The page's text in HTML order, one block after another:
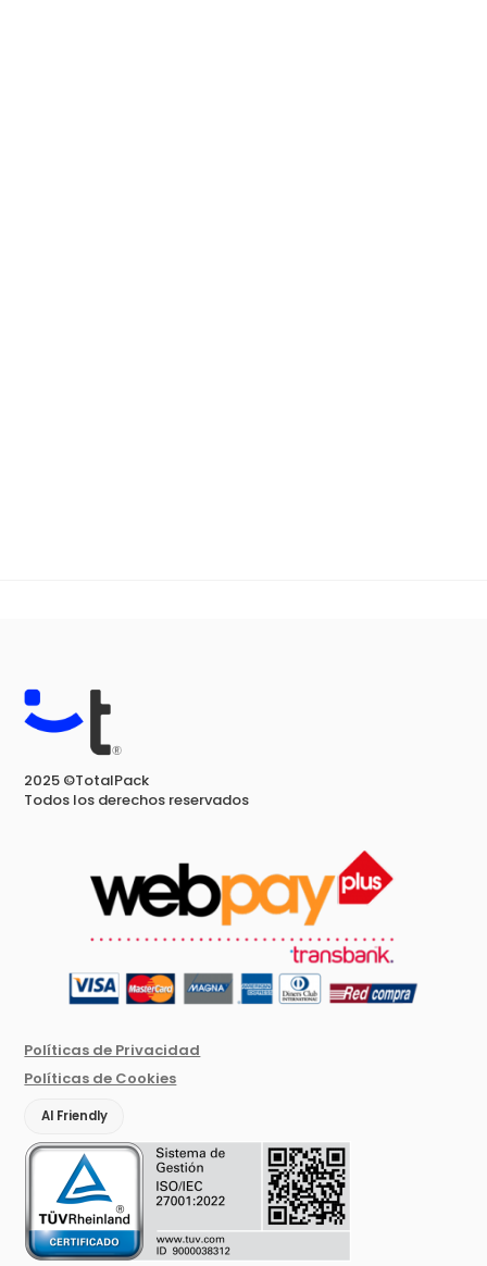
2025 ©TotalPack
Todos los derechos reservados
Políticas de Privacidad
Políticas de Cookies
AI Friendly